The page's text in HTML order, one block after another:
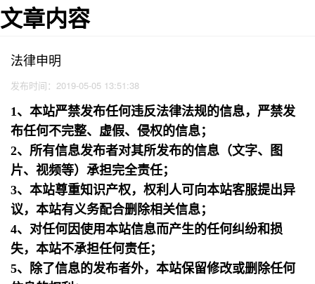
文章内容
法律申明
发布时间：2019-05-05 13:51:38
1、本站严禁发布任何违反法律法规的信息，严禁发
布任何不完整、虚假、侵权的信息；
2、所有信息发布者对其所发布的信息（文字、图
片、视频等）承担完全责任；
3、本站尊重知识产权，权利人可向本站客服提出异
议，本站有义务配合删除相关信息；
4、对任何因使用本站信息而产生的任何纠纷和损
失，本站不承担任何责任；
5、除了信息的发布者外，本站保留修改或删除任何